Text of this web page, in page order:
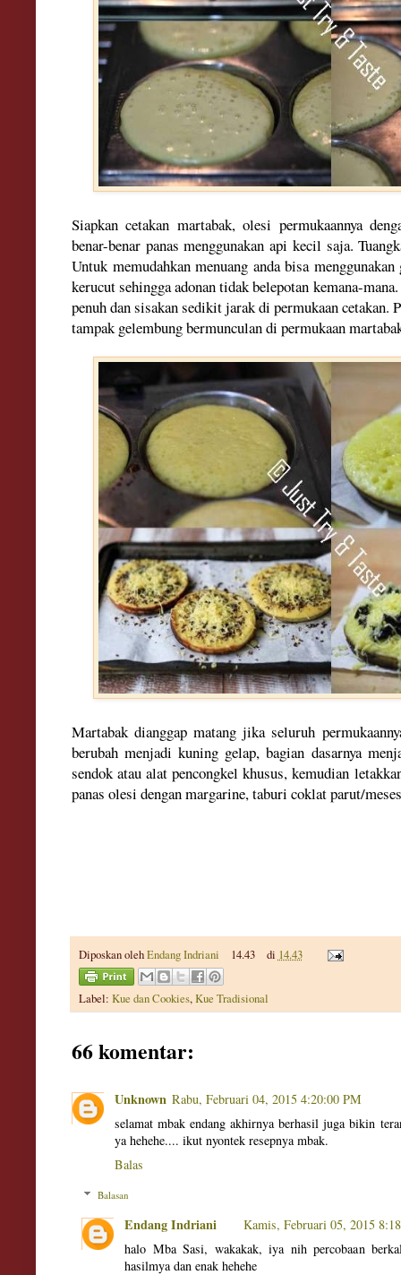
Siapkan cetakan martabak, olesi permukaannya
benar-benar panas menggunakan api kecil saja.
Untuk memudahkan menuang anda bisa
kerucut sehingga adonan tidak belepotan kemana-
penuh dan sisakan sedikit jarak di permukaan cetakan.
tampak gelembung bermunculan di permukaan
Martabak dianggap matang jika seluruh
berubah menjadi kuning gelap, bagian dasarnya
sendok atau alat pencongkel khusus, kemudian
panas olesi dengan margarine, taburi coklat parut/
Diposkan olehEndang Indriani 14.43 di 14.43
Label: Kue dan Cookies,Kue Tradisional
66 komentar:
Unknown Rabu, Februari 04, 2015 4:20:00 PM
selamat mbak endang akhirnya berhasil juga bikin
ya hehehe.... ikut nyontek resepnya mbak.
Balas
Balasan
Endang Indriani
Kamis, Februari 05, 2015
halo Mba Sasi, wakakak, iya nih percobaan
hasilmya dan enak hehehe